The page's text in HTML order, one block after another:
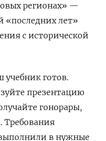
регионах» —
«последних лет»
с исторической
учебник готов.
презентацию
гонорары,
Требования
в нужные